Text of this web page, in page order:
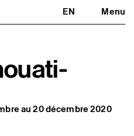
EN Menu
Fermer
au 20 décembre 2020